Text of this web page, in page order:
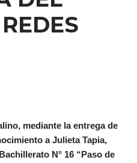
mediante la entrega de
a Julieta Tapia,
N° 16 “Paso de